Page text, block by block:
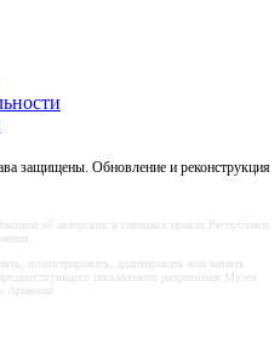
защищены. Обновление и реконструкция
об авторских и смежных правах Республики
иллюстрировать, адаптировать или менять
письменного разрешения Музея
Армении.